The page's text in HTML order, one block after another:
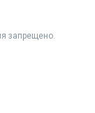
запрещено.